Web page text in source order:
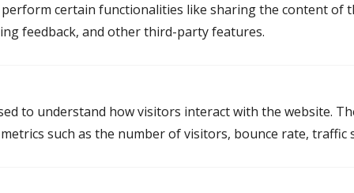
certain functionalities like sharing the content of
feedback, and other third-party features.
to understand how visitors interact with the website.
such as the number of visitors, bounce rate, traffic
Door te kiezen voor een MfN-mediator ben je
verzekerd van onafhankelijkheid, kwaliteit, neutraliteit